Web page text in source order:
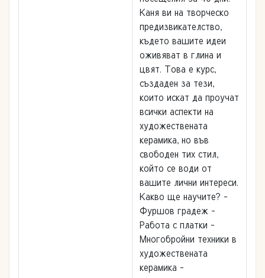
Каня ви на творческо
предизвикателство,
където вашите идеи
оживяват в глина и
цвят. Това е курс,
създаден за тези,
които искат да проучат
всички аспекти на
художествената
керамика, но във
свободен тих стил,
който се води от
вашите лични интереси.
Какво ще научите? -
Фуршов градеж -
Работа с платки -
Многобройни техники в
художествената
керамика -